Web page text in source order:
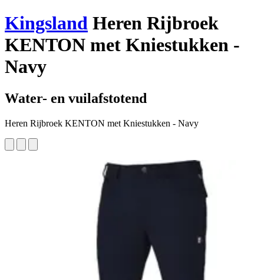
Kingsland Heren Rijbroek
KENTON met Kniestukken -
Navy
Water- en vuilafstotend
Heren Rijbroek KENTON met Kniestukken - Navy